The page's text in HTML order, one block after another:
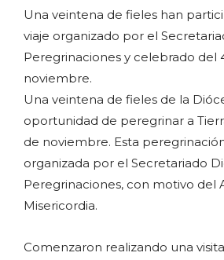
Una veintena de fieles han
viaje organizado por el
Peregrinaciones y celebrado del
noviembre.
Una veintena de fieles de la
oportunidad de peregrinar a
de noviembre. Esta
organizada por el Secretariado
Peregrinaciones, con motivo del
Misericordia.
Comenzaron realizando una